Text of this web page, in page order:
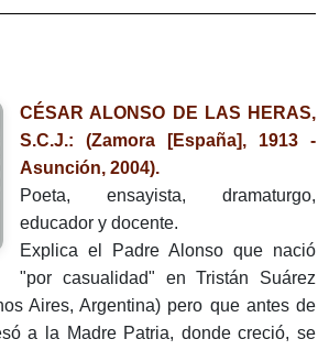
CÉSAR ALONSO DE LAS HERAS,
S.C.J.: (Zamora [España], 1913 -
Asunción, 2004).
Poeta, ensayista, dramaturgo,
educador y docente.
Explica el Padre Alonso que nació
"por casualidad" en Tristán Suárez
Aires, Argentina) pero que antes de
a la Madre Patria, donde creció, se